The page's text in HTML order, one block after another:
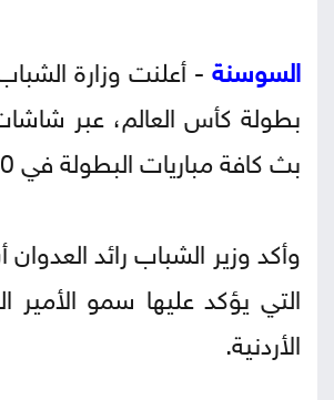
السوسنة- أعلنت وزارة
بطولة كأس العالم، عبر
بث كافة مباريات البطولة في 60 مركزاً شبابياً في جميع محافظات المملكة.
وأكد وزير الشباب رائد
التي يؤكد عليها سمو الأمير
الأردنية.